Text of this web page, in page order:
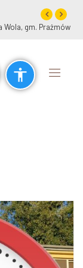
title
add_circle_outline
gm. Prażmów